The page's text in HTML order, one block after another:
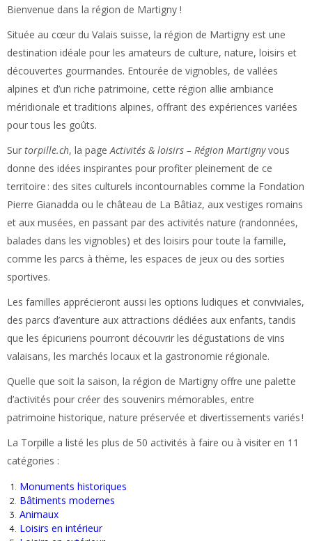
Bienvenue dans la région de Martigny !
Située au cœur du Valais suisse, la région de Martigny est une
destination idéale pour les amateurs de culture, nature, loisirs et
découvertes gourmandes. Entourée de vignobles, de vallées
alpines et d’un riche patrimoine, cette région allie ambiance
méridionale et traditions alpines, offrant des expériences variées
pour tous les goûts.
Sur torpille.ch, la pageActivités & loisirs – Région Martignyvous
donne des idées inspirantes pour profiter pleinement de ce
territoire : des sites culturels incontournables comme la Fondation
Pierre Gianadda ou le château de La Bâtiaz, aux vestiges romains
et aux musées, en passant par des activités nature (randonnées,
balades dans les vignobles) et des loisirs pour toute la famille,
comme les parcs à thème, les espaces de jeux ou des sorties
sportives.
Les familles apprécieront aussi les options ludiques et conviviales,
des parcs d’aventure aux attractions dédiées aux enfants, tandis
que les épicuriens pourront découvrir les dégustations de vins
valaisans, les marchés locaux et la gastronomie régionale.
Quelle que soit la saison, la région de Martigny offre une palette
d’activités pour créer des souvenirs mémorables, entre
patrimoine historique, nature préservée et divertissements variés !
La Torpille a listé les plus de 50 activités à faire ou à visiter en 11
catégories :
Monuments historiques
Bâtiments modernes
Animaux
Loisirs en intérieur